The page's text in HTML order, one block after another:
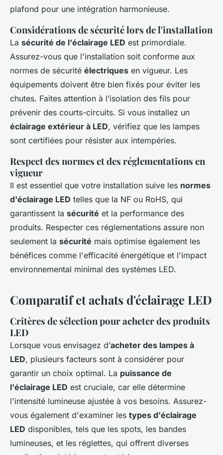
plafond pour une intégration harmonieuse.
Considérations de sécurité lors de l'installation
La sécurité de l'éclairage LED est primordiale.
Assurez-vous que l'installation soit conforme aux
normes de sécurité électriques en vigueur. Les
équipements doivent être bien fixés pour éviter les
chutes. Faites attention à l’isolation des fils pour
prévenir des courts-circuits. Si vous installez un
éclairage extérieur à LED, vérifiez que les lampes
sont certifiées pour résister aux intempéries.
Respect des normes et des réglementations en
vigueur
Il est essentiel que votre installation suive les normes
d'éclairage LED telles que la NF ou RoHS, qui
garantissent la sécurité et la performance des
produits. Respecter ces réglementations assure non
seulement la sécurité mais optimise également les
bénéfices comme l'efficacité énergétique et l'impact
environnemental minimal des systèmes LED.
Comparatif et achats d'éclairage LED
Critères de sélection pour acheter des produits
LED
Lorsque vous envisagez d’acheter des lampes à
LED, plusieurs facteurs sont à considérer pour
garantir un choix optimal. La puissance de
l'éclairage LED est cruciale, car elle détermine
l'intensité lumineuse ajustée à vos besoins. Assurez-
vous également d'examiner les types d'éclairage
LED disponibles, tels que les spots, les bandes
lumineuses, et les réglettes, qui offrent diverses